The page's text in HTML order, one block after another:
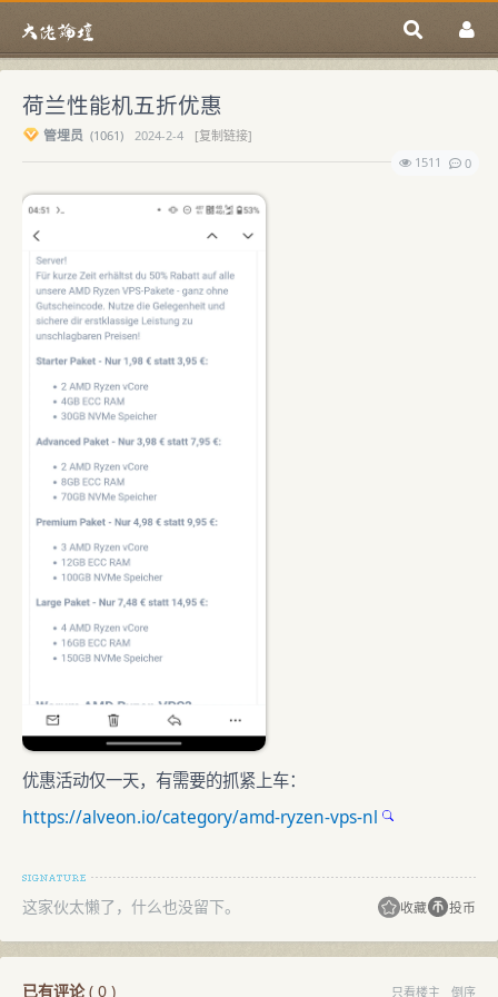
荷兰性能机五折优惠
管埋员 (1061) 2024-2-4
[复制链接]
1511
0
优惠活动仅一天，有需要的抓紧上车：
https://alveon.io/category/amd-ryzen-vps-nl
这家伙太懒了，什么也没留下。 收藏 投币
已有评论( 0 ) 只看楼主 倒序